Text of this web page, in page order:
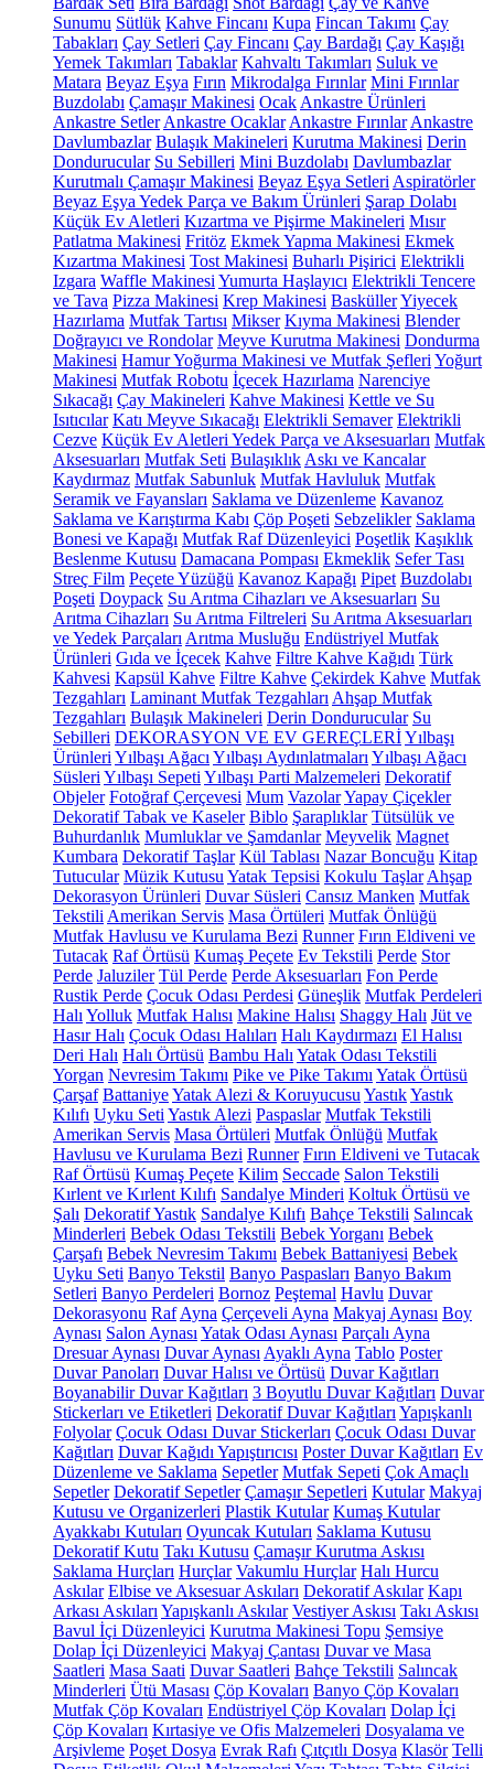
Sunumu Sütlük Kahve Fincanı Kupa Fincan Takımı Çay
Tabakları Çay Setleri Çay Fincanı Çay Bardağı Çay Kaşığı
Yemek Takımları Tabaklar Kahvaltı Takımları Suluk ve
Matara Beyaz Eşya Fırın Mikrodalga Fırınlar Mini Fırınlar
Buzdolabı Çamaşır Makinesi Ocak Ankastre Ürünleri
Ankastre Setler Ankastre Ocaklar Ankastre Fırınlar Ankastre
Davlumbazlar Bulaşık Makineleri Kurutma Makinesi Derin
Dondurucular Su Sebilleri Mini Buzdolabı Davlumbazlar
Kurutmalı Çamaşır Makinesi Beyaz Eşya Setleri Aspiratörler
Beyaz Eşya Yedek Parça ve Bakım Ürünleri Şarap Dolabı
Küçük Ev Aletleri Kızartma ve Pişirme Makineleri Mısır
Patlatma Makinesi Fritöz Ekmek Yapma Makinesi Ekmek
Kızartma Makinesi Tost Makinesi Buharlı Pişirici Elektrikli
Izgara Waffle Makinesi Yumurta Haşlayıcı Elektrikli Tencere
ve Tava Pizza Makinesi Krep Makinesi BasküllerYiyecek
Hazırlama Mutfak Tartısı Mikser Kıyma Makinesi Blender
Doğrayıcı ve Rondolar Meyve Kurutma Makinesi Dondurma
Makinesi Hamur Yoğurma Makinesi ve Mutfak Şefleri Yoğurt
Makinesi Mutfak Robotu İçecek Hazırlama Narenciye
Sıkacağı Çay Makineleri Kahve Makinesi Kettle ve Su
Isıtıcılar Katı Meyve Sıkacağı Elektrikli Semaver Elektrikli
Cezve Küçük Ev Aletleri Yedek Parça ve Aksesuarları Mutfak
Aksesuarları Mutfak Seti Bulaşıklık Askı ve Kancalar
Kaydırmaz Mutfak Sabunluk Mutfak Havluluk Mutfak
Seramik ve Fayansları Saklama ve Düzenleme Kavanoz
Saklama ve Karıştırma Kabı Çöp Poşeti Sebzelikler Saklama
Bonesi ve Kapağı Mutfak Raf Düzenleyici Poşetlik Kaşıklık
Beslenme Kutusu Damacana Pompası Ekmeklik Sefer Tası
Streç Film Peçete Yüzüğü Kavanoz Kapağı Pipet Buzdolabı
Poşeti Doypack Su Arıtma Cihazları ve Aksesuarları Su
Arıtma Cihazları Su Arıtma Filtreleri Su Arıtma Aksesuarları
ve Yedek Parçaları Arıtma Musluğu Endüstriyel Mutfak
Ürünleri Gıda ve İçecek Kahve Filtre Kahve Kağıdı Türk
Kahvesi Kapsül Kahve Filtre Kahve Çekirdek Kahve Mutfak
Tezgahları Laminant Mutfak Tezgahları Ahşap Mutfak
Tezgahları Bulaşık Makineleri Derin Dondurucular Su
Sebilleri DEKORASYON VE EV GEREÇLERİYılbaşı
Ürünleri Yılbaşı Ağacı Yılbaşı Aydınlatmaları Yılbaşı Ağacı
Süsleri Yılbaşı Sepeti Yılbaşı Parti Malzemeleri Dekoratif
Objeler Fotoğraf Çerçevesi Mum VazolarYapay Çiçekler
Dekoratif Tabak ve Kaseler Biblo Şaraplıklar Tütsülük ve
Buhurdanlık Mumluklar ve Şamdanlar Meyvelik Magnet
Kumbara Dekoratif Taşlar Kül Tablası Nazar Boncuğu Kitap
Tutucular Müzik Kutusu Yatak Tepsisi Kokulu Taşlar Ahşap
Dekorasyon Ürünleri Duvar Süsleri Cansız Manken Mutfak
Tekstili Amerikan Servis Masa Örtüleri Mutfak Önlüğü
Mutfak Havlusu ve Kurulama Bezi Runner Fırın Eldiveni ve
Tutacak Raf Örtüsü Kumaş Peçete Ev Tekstili Perde Stor
Perde Jaluziler Tül Perde Perde Aksesuarları Fon Perde
Rustik Perde Çocuk Odası Perdesi Güneşlik Mutfak Perdeleri
Halı Yolluk Mutfak Halısı Makine Halısı Shaggy Halı Jüt ve
Hasır Halı Çocuk Odası Halıları Halı Kaydırmazı El Halısı
Deri Halı Halı Örtüsü Bambu Halı Yatak Odası Tekstili
Yorgan Nevresim Takımı Pike ve Pike Takımı Yatak Örtüsü
Çarşaf BattaniyeYatak Alezi & Koruyucusu YastıkYastık
Kılıfı Uyku Seti Yastık Alezi Paspaslar Mutfak Tekstili
Amerikan Servis Masa Örtüleri Mutfak Önlüğü Mutfak
Havlusu ve Kurulama Bezi Runner Fırın Eldiveni ve Tutacak
Raf Örtüsü Kumaş Peçete Kilim Seccade Salon Tekstili
Kırlent ve Kırlent Kılıfı Sandalye Minderi Koltuk Örtüsü ve
Şalı Dekoratif Yastık Sandalye Kılıfı Bahçe Tekstili Salıncak
Minderleri Bebek Odası Tekstili Bebek Yorganı Bebek
Çarşafı Bebek Nevresim Takımı Bebek Battaniyesi Bebek
Uyku Seti Banyo Tekstil Banyo Paspasları Banyo Bakım
Setleri Banyo Perdeleri Bornoz Peştemal Havlu Duvar
Dekorasyonu Raf Ayna Çerçeveli Ayna Makyaj Aynası Boy
Aynası Salon Aynası Yatak Odası Aynası Parçalı Ayna
Dresuar Aynası Duvar Aynası Ayaklı Ayna Tablo Poster
Duvar Panoları Duvar Halısı ve Örtüsü Duvar Kağıtları
Boyanabilir Duvar Kağıtları 3 Boyutlu Duvar Kağıtları Duvar
Stickerları ve Etiketleri Dekoratif Duvar Kağıtları Yapışkanlı
Folyolar Çocuk Odası Duvar Stickerları Çocuk Odası Duvar
Kağıtları Duvar Kağıdı Yapıştırıcısı Poster Duvar Kağıtları Ev
Düzenleme ve Saklama Sepetler Mutfak Sepeti Çok Amaçlı
Sepetler Dekoratif Sepetler Çamaşır Sepetleri Kutular Makyaj
Kutusu ve Organizerleri Plastik Kutular Kumaş Kutular
Ayakkabı Kutuları Oyuncak Kutuları Saklama Kutusu
Dekoratif Kutu Takı Kutusu Çamaşır Kurutma Askısı
Saklama Hurçları Hurçlar Vakumlu Hurçlar Halı Hurcu
Askılar Elbise ve Aksesuar Askıları Dekoratif Askılar Kapı
Arkası Askıları Yapışkanlı Askılar Vestiyer Askısı Takı Askısı
Bavul İçi Düzenleyici Kurutma Makinesi Topu Şemsiye
Dolap İçi Düzenleyici Makyaj Çantası Duvar ve Masa
Saatleri Masa Saati Duvar Saatleri Bahçe Tekstili Salıncak
Minderleri Ütü Masası Çöp Kovaları Banyo Çöp Kovaları
Mutfak Çöp Kovaları Endüstriyel Çöp Kovaları Dolap İçi
Çöp Kovaları Kırtasiye ve Ofis Malzemeleri Dosyalama ve
Arşivleme Poşet Dosya Evrak Rafı Çıtçıtlı Dosya Klasör Telli